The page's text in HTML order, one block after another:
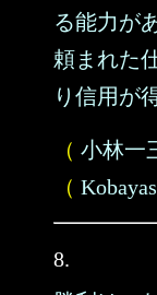
る能力が
頼まれた
り信用が
（ 小林一
（
8.